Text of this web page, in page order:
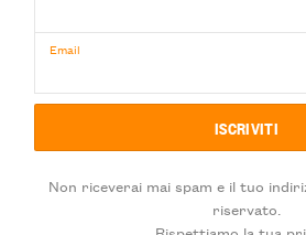
Email
Non riceverai mai spam e il tuo
riservato.